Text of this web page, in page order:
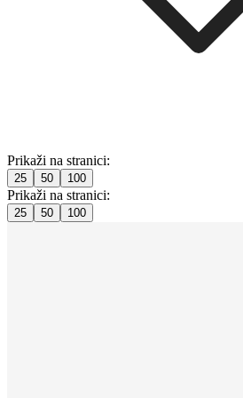
Prikaži na stranici:
25 50 100
Prikaži na stranici:
25 50 100